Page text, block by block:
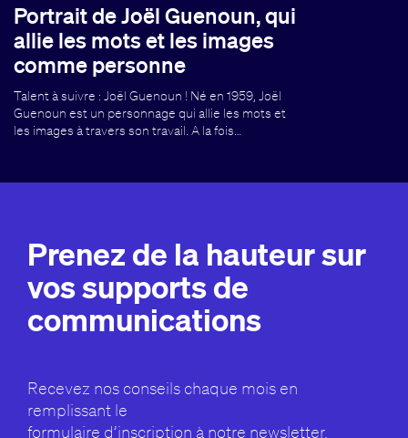
Portrait de Joël Guenoun, qui
allie les mots et les images
comme personne
Talent à suivre : Joël Guenoun ! Né en 1959, Joël
Guenoun est un personnage qui allie les mots et
les images à travers son travail. A la fois…
Prenez de la hauteur sur
vos supports de
communications
Recevez nos conseils chaque mois en
remplissant le
formulaire d’inscription à notre newsletter.